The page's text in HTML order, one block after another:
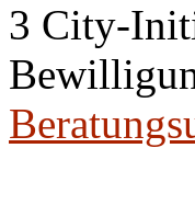
3 City-